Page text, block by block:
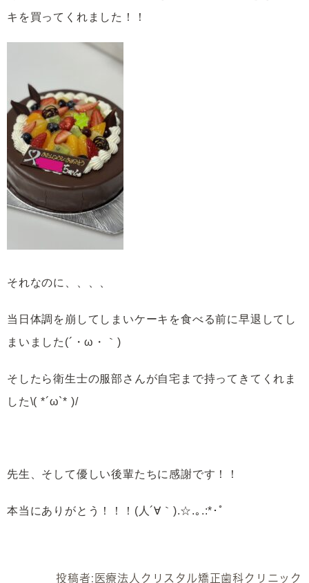
キを買ってくれました！！
それなのに、、、、
当日体調を崩してしまいケーキを食べる前に早退してし
まいました(´・ω・｀)
そしたら衛生士の服部さんが自宅まで持ってきてくれま
した\( *´ω`* )/
先生、そして優しい後輩たちに感謝です！！
本当にありがとう！！！(人´∀｀).☆.｡.:*･ﾟ
投稿者: 医療法人クリスタル矯正歯科クリニック